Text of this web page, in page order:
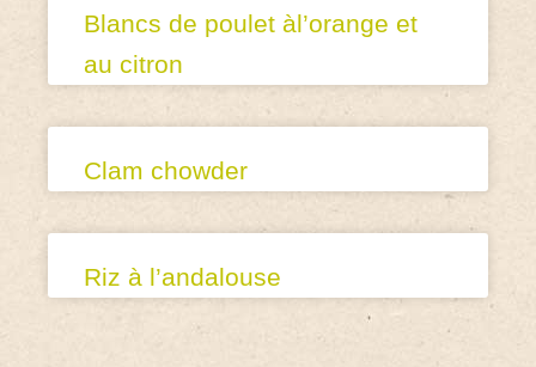
Blancs de poulet àl’orange et
au citron
Clam chowder
Riz à l’andalouse